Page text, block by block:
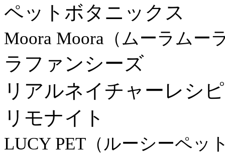
ペットボタニックス
Moora Moora（ムーラムー
ラファンシーズ
リアルネイチャーレシピ
リモナイト
LUCY PET（ルーシーペッ